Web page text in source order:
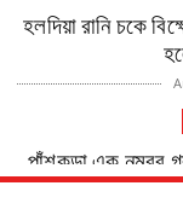
হলদিয়া রানি চকে
পাঁশকুড়া এক নম্বর